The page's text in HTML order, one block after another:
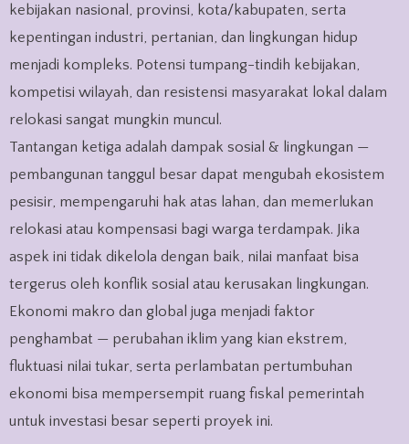
kebijakan nasional, provinsi, kota/kabupaten, serta
kepentingan industri, pertanian, dan lingkungan hidup
menjadi kompleks. Potensi tumpang-tindih kebijakan,
kompetisi wilayah, dan resistensi masyarakat lokal dalam
relokasi sangat mungkin muncul.
Tantangan ketiga adalah dampak sosial & lingkungan —
pembangunan tanggul besar dapat mengubah ekosistem
pesisir, mempengaruhi hak atas lahan, dan memerlukan
relokasi atau kompensasi bagi warga terdampak. Jika
aspek ini tidak dikelola dengan baik, nilai manfaat bisa
tergerus oleh konflik sosial atau kerusakan lingkungan.
Ekonomi makro dan global juga menjadi faktor
penghambat — perubahan iklim yang kian ekstrem,
fluktuasi nilai tukar, serta perlambatan pertumbuhan
ekonomi bisa mempersempit ruang fiskal pemerintah
untuk investasi besar seperti proyek ini.